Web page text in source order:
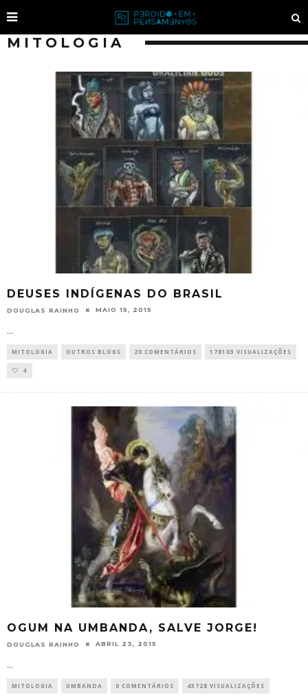
MITOLOGIA
DEUSES INDÍGENAS DO BRASIL
DOUGLAS RAINHO MAIO 15, 2015
...
MITOLOGIA OUTROS BLOGS 20 COMENTÁRIOS 178103 VISUALIZAÇÕES
4
OGUM NA UMBANDA, SALVE JORGE!
DOUGLAS RAINHO ABRIL 23, 2015
...
MITOLOGIA UMBANDA 0 COMENTÁRIOS 43728 VISUALIZAÇÕES